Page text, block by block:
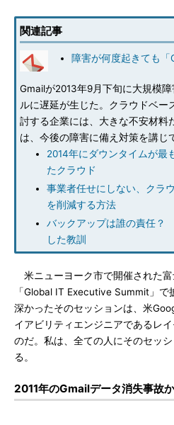
関連記事
障害が何度起きても
Gmailが2013年9月下旬に大規模
ルに遅延が生じた。クラウドベー
討する企業には、大きな不安材料
は、今後の障害に備え対策を講じ
2014年にダウンタイムが最
たクラウド
事業者任せにしない、クラ
を削減する方法
バックアップは誰の責任？
した教訓
米ニューヨーク市で開催された
「Global IT Executive Summit」
深かったそのセッションは、米
イアビリティエンジニアであるレ
のだ。私は、全ての人にそのセッ
る。
2011年のGmailデータ消失事故